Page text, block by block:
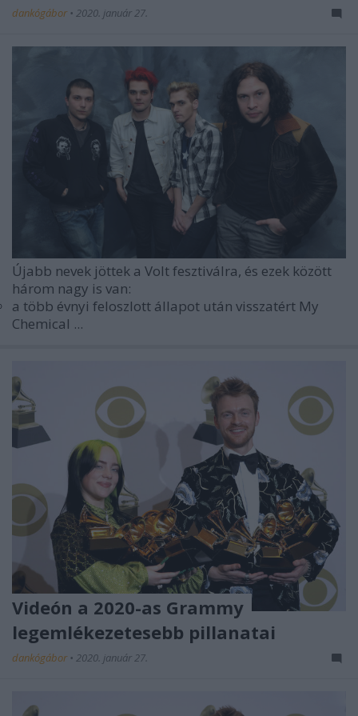
dankógábor • 2020. január 27.
Újabb nevek jöttek a Volt fesztiválra, és ezek között
három nagy is van:
a több évnyi feloszlott állapot után visszatért My
Chemical ...
Videón a 2020-as Grammy
legemlékezetesebb pillanatai
dankógábor • 2020. január 27.